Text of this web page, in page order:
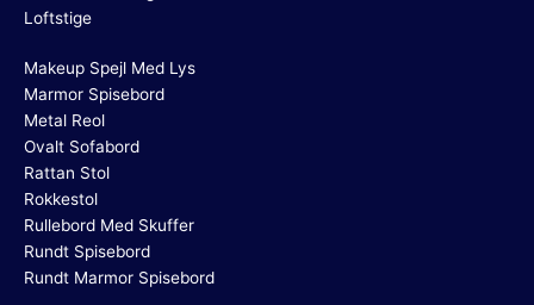
Loftstige
Makeup Spejl Med Lys
Marmor Spisebord
Metal Reol
Ovalt Sofabord
Rattan Stol
Rokkestol
Rullebord Med Skuffer
Rundt Spisebord
Rundt Marmor Spisebord